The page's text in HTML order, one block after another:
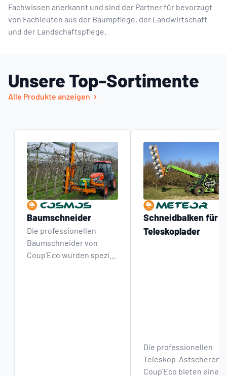
Fachwissen anerkannt und sind der Partner für bevorzugt
von Fachleuten aus der Baumpflege, der Landwirtschaft
und der Landschaftspflege.
Unsere Top-Sortimente
Alle Produkte anzeigen
Baumschneider
Die professionellen
Baumschneider von
Coup’Eco wurden speziell
Schneidbalken für
Teleskoplader
Die professionellen
Teleskop-Astscheren
Coup'Eco bieten eine